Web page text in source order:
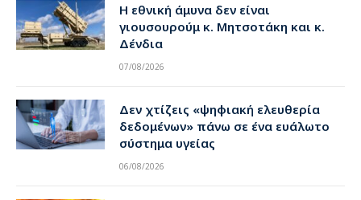
Η εθνική άμυνα δεν είναι
γιουσουρούμ κ. Μητσοτάκη και κ.
Δένδια
07/08/2026
Δεν χτίζεις «ψηφιακή ελευθερία
δεδομένων» πάνω σε ένα ευάλωτο
σύστημα υγείας
06/08/2026